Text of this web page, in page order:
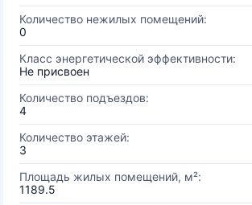
Количество нежилых помещений:
0
Класс энергетической эффективности:
Не присвоен
Количество подъездов:
4
Количество этажей:
3
Площадь жилых помещений, м²:
1189.5